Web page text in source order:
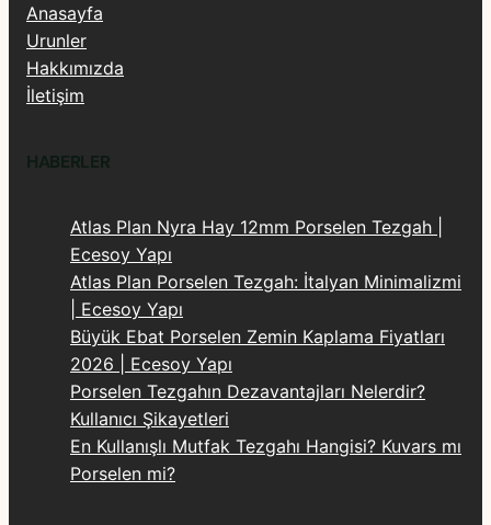
Anasayfa
Urunler
Hakkımızda
İletişim
HABERLER
Atlas Plan Nyra Hay 12mm Porselen Tezgah |
Ecesoy Yapı
Atlas Plan Porselen Tezgah: İtalyan Minimalizmi
| Ecesoy Yapı
Büyük Ebat Porselen Zemin Kaplama Fiyatları
2026 | Ecesoy Yapı
Porselen Tezgahın Dezavantajları Nelerdir?
Kullanıcı Şikayetleri
En Kullanışlı Mutfak Tezgahı Hangisi? Kuvars mı
Porselen mi?